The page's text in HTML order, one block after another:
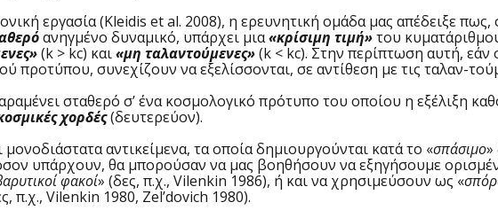
εργασία (Kleidis et al. 2008), η ερευνητική ομάδα μας απέδειξε
ανηγμένο δυναμικό, υπάρχει μια«κρίσιμη τιμή»του
(k > kc) και«μη ταλαντούμενες»(k < kc). Στην περίπτωση αυτή,
προτύπου, συνεχίζουν να εξελίσσονται, σε αντίθεση με τις ταλαν-
σταθερό σ’ ένα κοσμολογικό πρότυπο του οποίου η εξέλιξη
χορδές(δευτερεύον).
αντικείμενα, τα οποία δημιουργούνται κατά το «σπάσιμο»
υπάρχουν, θα μπορούσαν να μας βοηθήσουν να εξηγήσουμε
φακοί» (δες, π.χ., Vilenkin 1986), ή και να χρησιμεύσουν ως «
π.χ., Vilenkin 1980, Zel’dovich 1980).